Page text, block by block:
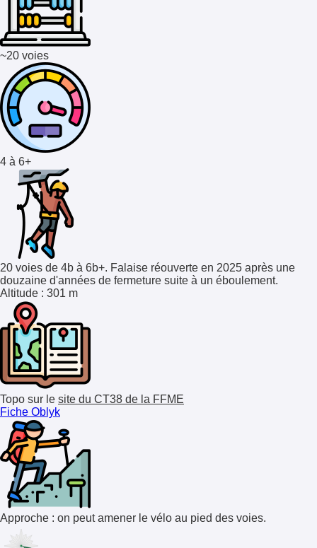
~20 voies
4 à 6+
20 voies de 4b à 6b+. Falaise réouverte en 2025 après une
douzaine d'années de fermeture suite à un éboulement.
Altitude : 301 m
Topo sur le site du CT38 de la FFME
Fiche Oblyk
Approche : on peut amener le vélo au pied des voies.